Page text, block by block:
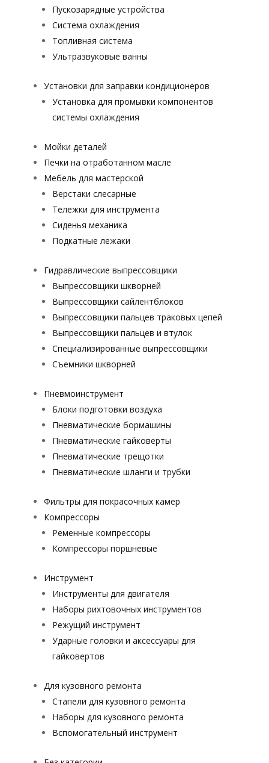
Пускозарядные устройства
Система охлаждения
Топливная система
Ультразвуковые ванны
Установки для заправки кондиционеров
Установка для промывки компонентов
системы охлаждения
Мойки деталей
Печки на отработанном масле
Мебель для мастерской
Верстаки слесарные
Тележки для инструмента
Сиденья механика
Подкатные лежаки
Гидравлические выпрессовщики
Выпрессовщики шкворней
Выпрессовщики сайлентблоков
Выпрессовщики пальцев траковых цепей
Выпрессовщики пальцев и втулок
Специализированные выпрессовщики
Cъемники шкворней
Пневмоинструмент
Блоки подготовки воздуха
Пневматические бормашины
Пневматические гайковерты
Пневматические трещотки
Пневматические шланги и трубки
Фильтры для покрасочных камер
Компрессоры
Ременные компрессоры
Компрессоры поршневые
Инструмент
Инструменты для двигателя
Наборы рихтовочных инструментов
Режущий инструмент
Ударные головки и аксессуары для
гайковертов
Для кузовного ремонта
Стапели для кузовного ремонта
Наборы для кузовного ремонта
Вспомогательный инструмент